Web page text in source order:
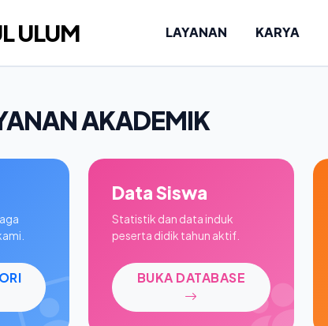
ULUM LAYANAN KARYA
AKADEMIK
Data Siswa
Statistik dan data induk
peserta didik tahun aktif.
BUKA DATABASE